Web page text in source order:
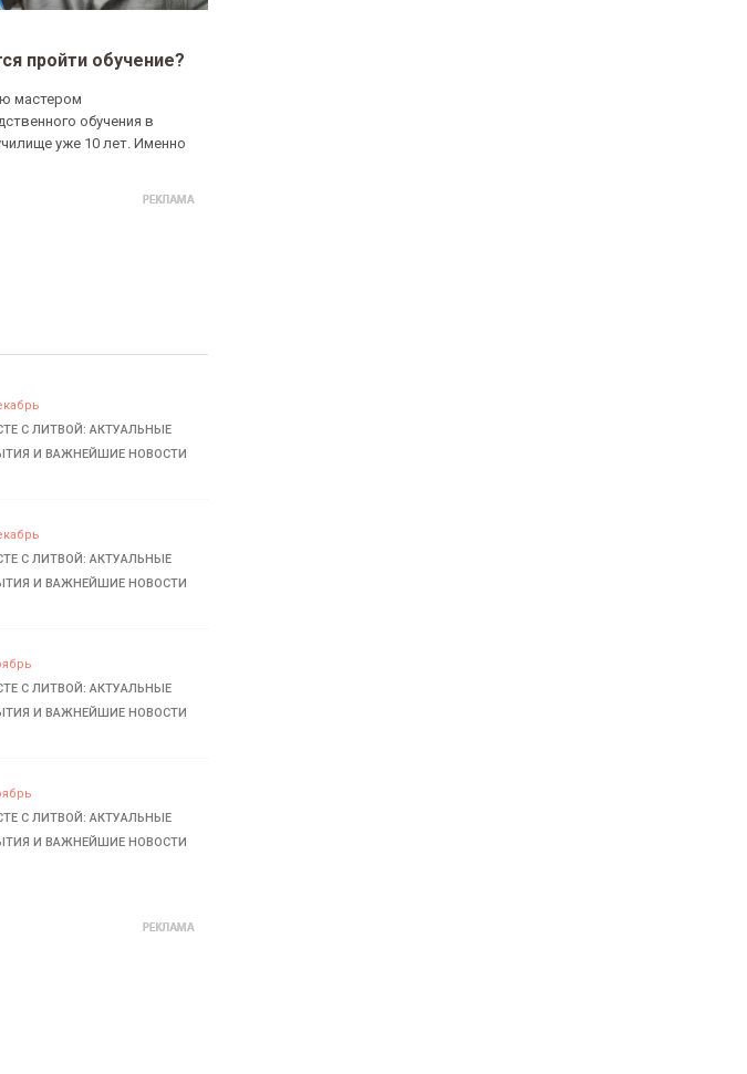
пройти обучение?
мастером
обучения в
уже 10 лет. Именно
С ЛИТВОЙ: АКТУАЛЬНЫЕ
И ВАЖНЕЙШИЕ НОВОСТИ
С ЛИТВОЙ: АКТУАЛЬНЫЕ
И ВАЖНЕЙШИЕ НОВОСТИ
С ЛИТВОЙ: АКТУАЛЬНЫЕ
И ВАЖНЕЙШИЕ НОВОСТИ
С ЛИТВОЙ: АКТУАЛЬНЫЕ
И ВАЖНЕЙШИЕ НОВОСТИ